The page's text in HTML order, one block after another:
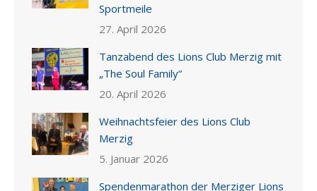
Sportmeile
27. April 2026
Tanzabend des Lions Club Merzig mit
„The Soul Family“
20. April 2026
Weihnachtsfeier des Lions Club
Merzig
5. Januar 2026
Spendenmarathon der Merziger Lions